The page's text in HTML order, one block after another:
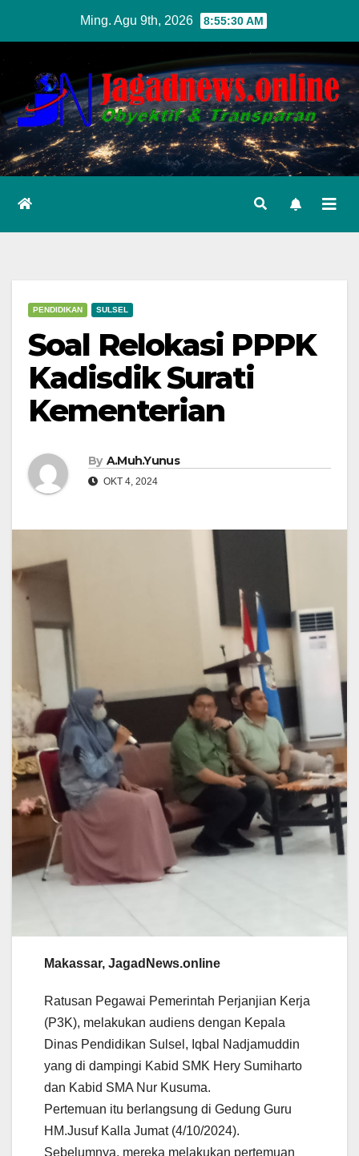
content
Ming. Agu 9th, 2026 8:55:31 AM
PENDIDIKAN SULSEL
Soal Relokasi PPPK
Kadisdik Surati
Kementerian
By A.Muh.Yunus
OKT 4, 2024
Makassar, JagadNews.online
Ratusan Pegawai Pemerintah Perjanjian Kerja
(P3K), melakukan audiens dengan Kepala
Dinas Pendidikan Sulsel, Iqbal Nadjamuddin
yang di dampingi Kabid SMK Hery Sumiharto
dan Kabid SMA Nur Kusuma.
Pertemuan itu berlangsung di Gedung Guru
HM.Jusuf Kalla Jumat (4/10/2024).
Sebelumnya, mereka melakukan pertemuan